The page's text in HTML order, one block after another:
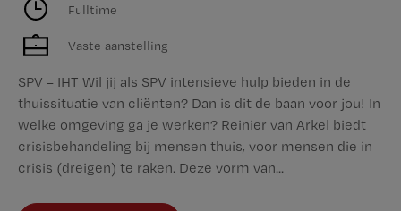
Fulltime
Vaste aanstelling
SPV – IHT Wil jij als SPV intensieve hulp bieden in de
thuissituatie van cliënten? Dan is dit de baan voor jou! In
welke omgeving ga je werken? Reinier van Arkel biedt
crisisbehandeling bij mensen thuis, voor mensen die in
crisis (dreigen) te raken. Deze vorm van...